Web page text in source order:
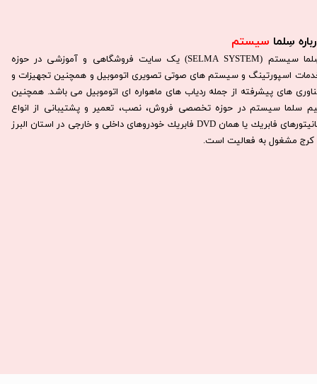
سِلما سیستم​​​​​​​
سِلما سيستم (SELMA SYSTEM) یک سایت فروشگاهی و آموزشی در حوزه
اسپورتینگ و سیستم های صوتی تصویری اتوموبیل و همچنین تجهیزات و
های پیشرفته از جمله ردیاب های ماهواره ای اتوموبیل می باشد. همچنين
سلما سيستم در حوزه تخصصی فروش، نصب، تعمير و پشتيبانی از انواع
مانيتورهای فابريك يا همان DVD فابريك خودروهای داخلی و خارجی در استان البرز
كرج مشغول به فعاليت است.​​​​​​​